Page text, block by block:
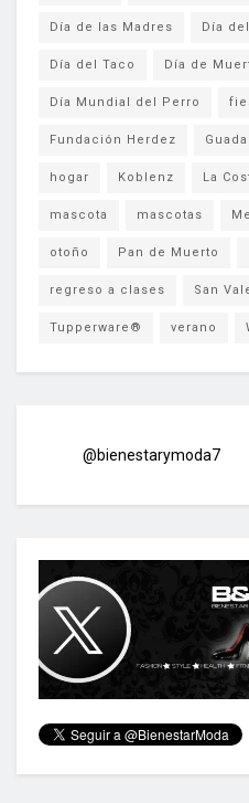
Día de las Madres Día
Día del Taco Día de
Día Mundial del Perro
Fundación Herdez
hogar Koblenz La
mascota mascotas
otoño Pan de Muerto
regreso a clases San
Tupperware® verano
@bienestarymoda7